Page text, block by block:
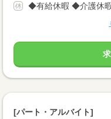
◆有給休暇 ◆介護休
[パート・アルバイト]